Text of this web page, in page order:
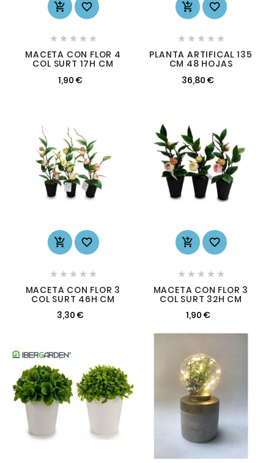
 
    
MACETA CON FLOR 4
COL SURT 17H CM
1,90 €
 
    
PLANTA ARTIFICAL 135
CM 48 HOJAS
36,80 €
 
    
MACETA CON FLOR 3
COL SURT 46H CM
3,30 €
 
    
MACETA CON FLOR 3
COL SURT 32H CM
1,90 €